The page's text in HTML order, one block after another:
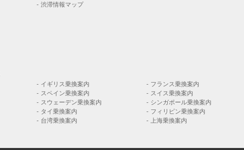
渋滞情報マップ
イギリス乗換案内 フランス乗換案内
スペイン乗換案内 スイス乗換案内
スウェーデン乗換案内 シンガポール乗換案内
タイ乗換案内 フィリピン乗換案内
台湾乗換案内 上海乗換案内